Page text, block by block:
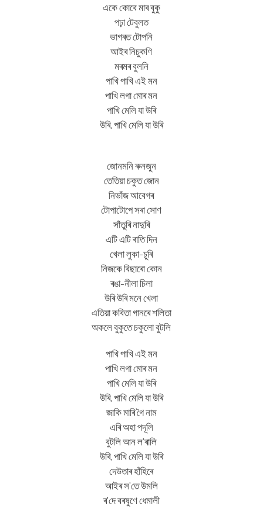
একে কোবে মাৰ বুকু
পঢ়া টেবুলত
ভাগৰত টোপনি
আইৰ নিচুকণি
মৰমৰ বুলনি
পাখি পাখি এই মন
পাখি লগা মোৰ মন
পাখি মেলি যা উৰি
উৰি, পাখি মেলি যা উৰি
জোনমনি ৰুনজুন
তেতিয়া চকুত জোন
নিভাঁজ আবেগৰ
টোপাটোপে সৰা সোণ
সাঁতুৰি নাদুৰি
এটি এটি ৰাতি দিন
খেলা লুকা-চুৰি
নিজকে বিছাৰো কোন
ৰঙা-নীলা চিলা
উৰি উৰি মনে খেলা
এতিয়া কবিতা গানৰে শলিতা
অকলে বুকুতে চকুলো বুটলি
পাখি পাখি এই মন
পাখি লগা মোৰ মন
পাখি মেলি যা উৰি
উৰি, পাখি মেলি যা উৰি
জাকি মাৰি গৈ নাম
এৰি অহা পদূলি
বুটলি আন ল’ৰালি
উৰি, পাখি মেলি যা উৰি
দেউতাৰ হাঁহিৰে
আইৰ স’তে উমলি
ৰ’দে বৰষুণে ধেমালী